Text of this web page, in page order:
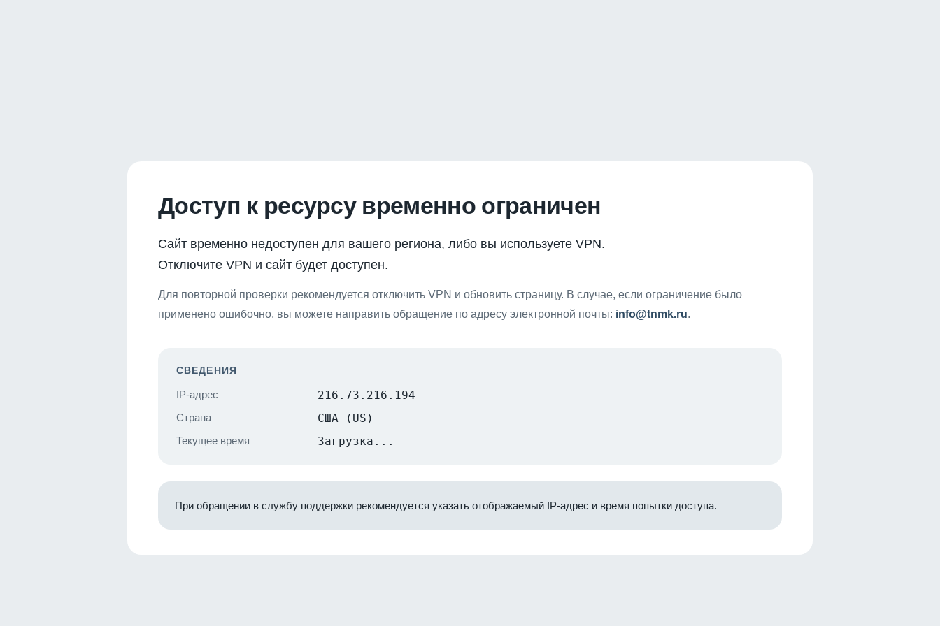
Доступ к ресурсу временно ограничен
Сайт временно недоступен для вашего региона, либо вы используете VPN.
Отключите VPN и сайт будет доступен.
Для повторной проверки рекомендуется отключить VPN и обновить страницу. В случае, если ограничение было
применено ошибочно, вы можете направить обращение по адресу электронной почты: info@tnmk.ru.
СВЕДЕНИЯ
IP-адрес 216.73.216.194
Страна США (US)
Текущее время Загрузка...
При обращении в службу поддержки рекомендуется указать отображаемый IP-адрес и время попытки доступа.